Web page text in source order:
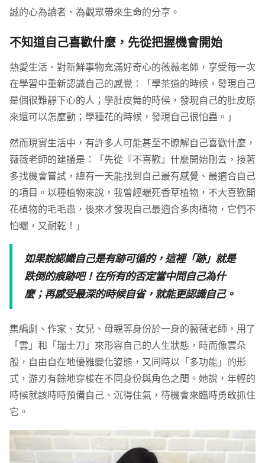
誠的心為讀者、為觀眾帶來生命的分享。
不知道自己喜歡什麼，先從把握機會開始
熱愛生活、對新鮮事物充滿好奇心的薇薇老師，享受每一次
在學習中重新認識自己的感覺：「學茶道的時候，發現自己
是個很難靜下心的人；學肚皮舞的時候，發現自己的肚皮原
來還可以怎麼動；學種花的時候，發現自己很怕蟲。」
然而現實生活中，有許多人可能甚至不瞭解自己喜歡什麼，
薇薇老師的建議是：「先從『不喜歡』什麼開始刪去，接著
多找機會嘗試，總有一天能找到自己最有感覺、最適合自己
的項目。以種植物來說，我曾經曬死香草植物，不大喜歡開
花植物的毛毛蟲，後來才發現自己最適合多肉植物，它們不
怕曬，又耐乾！」
如果說認識自己是有跡可循的，這裡「跡」就是
跌倒的痕跡吧！在所有的否定當中問自己為什
麼；再感受最深的時候自省，就能更認識自己。
集編劇、作家、女兒、母親等身份於一身的薇薇老師，用了
「雲」和「瑞士刀」來形容自己的人生狀態，時而像雲朵
般，自由自在地優雅變化姿態，又同時以「多功能」的形
式，游刃有餘地穿梭在不同身份與角色之間。她說，年輕的
時候就該時時預備自己、沉得住氣，待機會來臨時勇敢抓住
它。